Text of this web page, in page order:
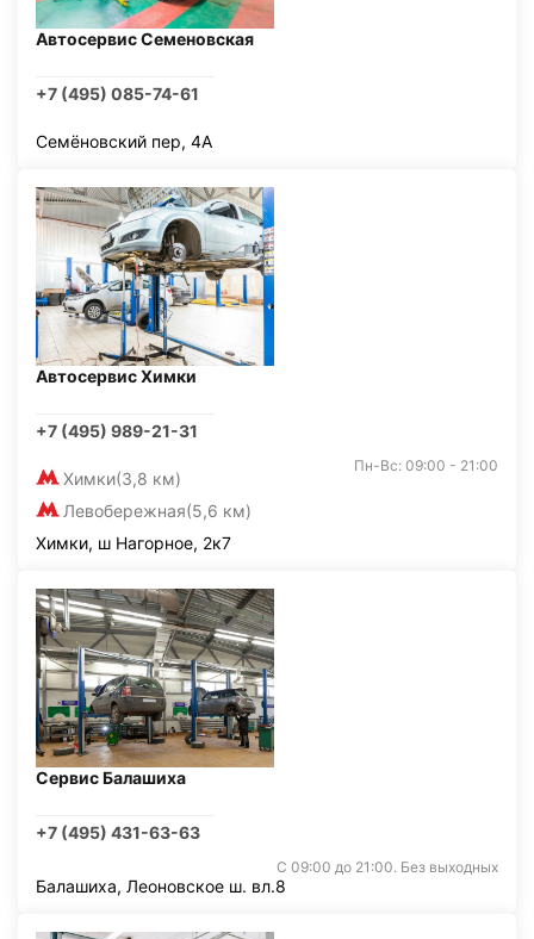
Автосервис Семеновская
+7 (495) 085-74-61
Семёновский пер, 4А
Автосервис Химки
+7 (495) 989-21-31
Химки(3,8 км)
Левобережная(5,6 км)
Пн-Вс: 09:00 - 21:00
Химки, ш Нагорное, 2к7
Сервис Балашиха
+7 (495) 431-63-63
С 09:00 до 21:00. Без выходных
Балашиха, Леоновское ш. вл.8